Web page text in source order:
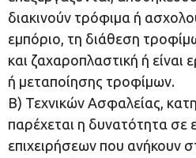
διακινούν τρόφιμα ή
εμπόριο, τη διάθεση
και ζαχαροπλαστική ή
ή μεταποίησης τροφίμων.
Β) Τεχνικών Ασφαλείας,
παρέχεται η δυνατότητα σε
επιχειρήσεων που ανήκουν